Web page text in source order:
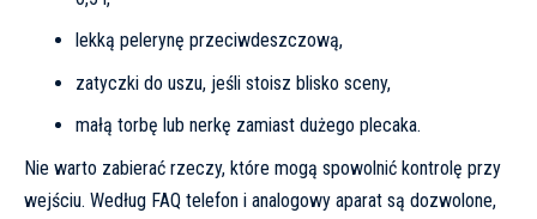
lekką pelerynę przeciwdeszczową,
zatyczki do uszu, jeśli stoisz blisko sceny,
małą torbę lub nerkę zamiast dużego plecaka.
Nie warto zabierać rzeczy, które mogą spowolnić kontrolę przy
wejściu. Według FAQ telefon i analogowy aparat są dozwolone,